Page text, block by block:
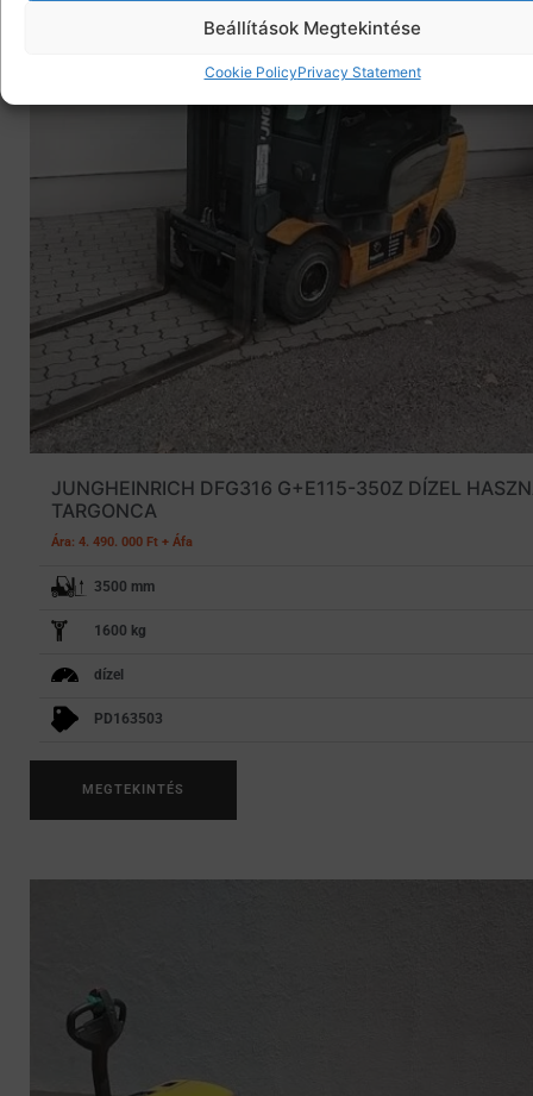
Beállítások Megtekintése
Cookie PolicyPrivacy Statement
JUNGHEINRICH DFG316 G+E115-350Z DÍZEL
TARGONCA
Ára: 4. 490. 000 Ft + Áfa
3500 mm
1600 kg
dízel
PD163503
MEGTEKINTÉS